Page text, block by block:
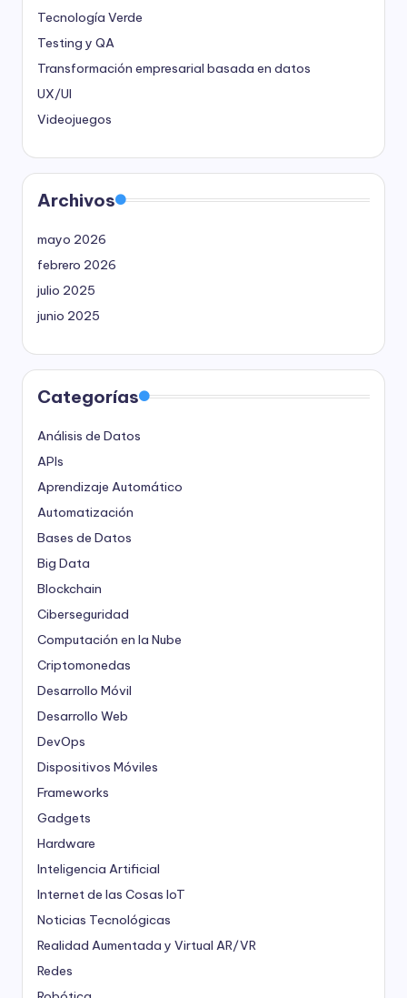
Tecnología Verde
Testing y QA
Transformación empresarial basada en datos
UX/UI
Videojuegos
Archivos
mayo 2026
febrero 2026
julio 2025
junio 2025
Categorías
Análisis de Datos
APIs
Aprendizaje Automático
Automatización
Bases de Datos
Big Data
Blockchain
Ciberseguridad
Computación en la Nube
Criptomonedas
Desarrollo Móvil
Desarrollo Web
DevOps
Dispositivos Móviles
Frameworks
Gadgets
Hardware
Inteligencia Artificial
Internet de las Cosas IoT
Noticias Tecnológicas
Realidad Aumentada y Virtual AR/VR
Redes